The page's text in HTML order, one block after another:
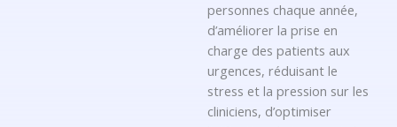
personnes chaque année,
d’améliorer la prise en
charge des patients aux
urgences, réduisant le
stress et la pression sur les
cliniciens, d’optimiser